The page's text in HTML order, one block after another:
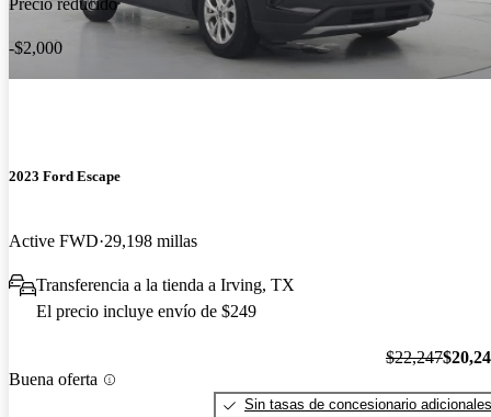
Precio reducido
-$2,000
2023 Ford Escape
Active FWD 29,198 millas
Transferencia a la tienda a Irving, TX
El precio incluye envío de $249
Buena oferta
$22,247
Sin tasas de concesionario adicionales